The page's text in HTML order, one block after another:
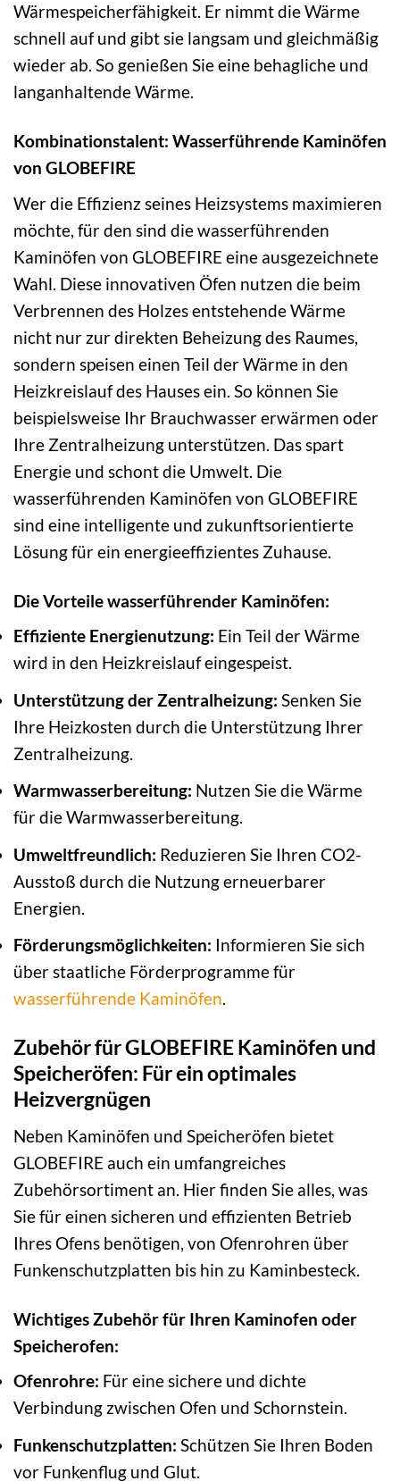
Wärmespeicherfähigkeit. Er nimmt die Wärme
schnell auf und gibt sie langsam und gleichmäßig
wieder ab. So genießen Sie eine behagliche und
langanhaltende Wärme.
Kombinationstalent: Wasserführende Kaminöfen
von GLOBEFIRE
Wer die Effizienz seines Heizsystems maximieren
möchte, für den sind die wasserführenden
Kaminöfen von GLOBEFIRE eine ausgezeichnete
Wahl. Diese innovativen Öfen nutzen die beim
Verbrennen des Holzes entstehende Wärme
nicht nur zur direkten Beheizung des Raumes,
sondern speisen einen Teil der Wärme in den
Heizkreislauf des Hauses ein. So können Sie
beispielsweise Ihr Brauchwasser erwärmen oder
Ihre Zentralheizung unterstützen. Das spart
Energie und schont die Umwelt. Die
wasserführenden Kaminöfen von GLOBEFIRE
sind eine intelligente und zukunftsorientierte
Lösung für ein energieeffizientes Zuhause.
Die Vorteile wasserführender Kaminöfen:
Effiziente Energienutzung: Ein Teil der Wärme
wird in den Heizkreislauf eingespeist.
Unterstützung der Zentralheizung: Senken Sie
Ihre Heizkosten durch die Unterstützung Ihrer
Zentralheizung.
Warmwasserbereitung: Nutzen Sie die Wärme
für die Warmwasserbereitung.
Umweltfreundlich: Reduzieren Sie Ihren CO2-
Ausstoß durch die Nutzung erneuerbarer
Energien.
Förderungsmöglichkeiten: Informieren Sie sich
über staatliche Förderprogramme für
wasserführende Kaminöfen.
Zubehör für GLOBEFIRE Kaminöfen und
Speicheröfen: Für ein optimales
Heizvergnügen
Neben Kaminöfen und Speicheröfen bietet
GLOBEFIRE auch ein umfangreiches
Zubehörsortiment an. Hier finden Sie alles, was
Sie für einen sicheren und effizienten Betrieb
Ihres Ofens benötigen, von Ofenrohren über
Funkenschutzplatten bis hin zu Kaminbesteck.
Wichtiges Zubehör für Ihren Kaminofen oder
Speicherofen:
Ofenrohre: Für eine sichere und dichte
Verbindung zwischen Ofen und Schornstein.
Funkenschutzplatten: Schützen Sie Ihren Boden
vor Funkenflug und Glut.